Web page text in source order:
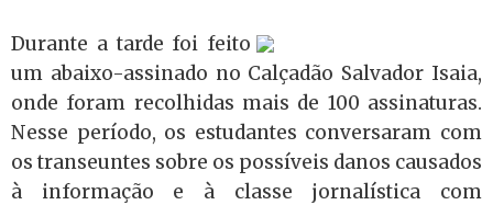
Durante a tarde foi feito
um abaixo-assinado no Calçadão Salvador Isaia,
onde foram recolhidas mais de 100 assinaturas.
Nesse período, os estudantes conversaram com
os transeuntes sobre os possíveis danos causados
à informação e à classe jornalística com